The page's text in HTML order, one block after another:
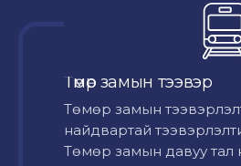
Төмөр замын тээвэр
Төмөр замын
найдвартай
Төмөр замын давуу тал